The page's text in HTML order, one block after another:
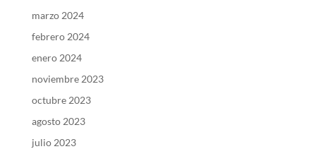
marzo 2024
febrero 2024
enero 2024
noviembre 2023
octubre 2023
agosto 2023
julio 2023